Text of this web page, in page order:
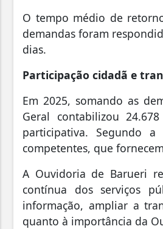
O tempo médio de
demandas foram
dias.
Participação cidadã e
Em 2025, somando as
Geral contabilizou
participativa. Segundo a
competentes, que
A Ouvidoria de Barueri
contínua dos serviços
informação, ampliar a
quanto à importância da